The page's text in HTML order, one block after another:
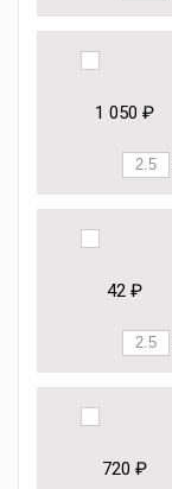
1 050 ₽
42 ₽
720 ₽